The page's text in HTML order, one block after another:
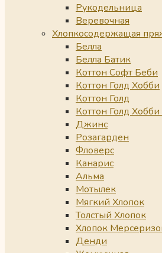
Рукодельница
Веревочная
Хлопкосодержащая
Белла
Белла Батик
Коттон Софт Беби
Коттон Голд Хобби
Коттон Голд
Коттон Голд
Джинс
Розагарден
Фловерс
Канарис
Альма
Мотылек
Мягкий Хлопок
Толстый Хлопок
Хлопок
Денди